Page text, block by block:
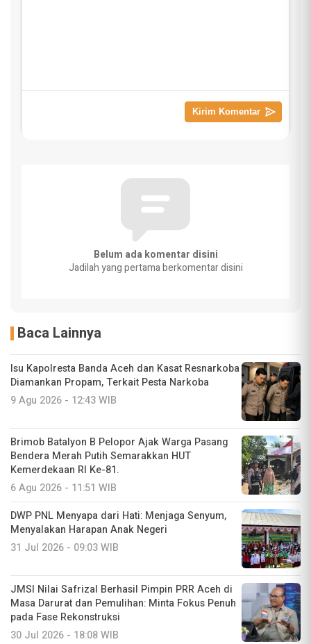
Belum ada komentar disini
Jadilah yang pertama berkomentar disini
Baca Lainnya
Isu Kapolresta Banda Aceh dan Kasat Resnarkoba
Diamankan Propam, Terkait Pesta Narkoba
9 Agu 2026 - 12:43 WIB
Brimob Batalyon B Pelopor Ajak Warga Pasang
Bendera Merah Putih Semarakkan HUT
Kemerdekaan RI Ke-81.
6 Agu 2026 - 11:51 WIB
DWP PNL Menyapa dari Hati: Menjaga Senyum,
Menyalakan Harapan Anak Negeri
31 Jul 2026 - 09:03 WIB
JMSI Nilai Safrizal Berhasil Pimpin PRR Aceh di
Masa Darurat dan Pemulihan: Minta Fokus Penuh
pada Fase Rekonstruksi
30 Jul 2026 - 18:08 WIB